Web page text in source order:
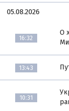
05.08.2026
16:32
О
13:43
10:31